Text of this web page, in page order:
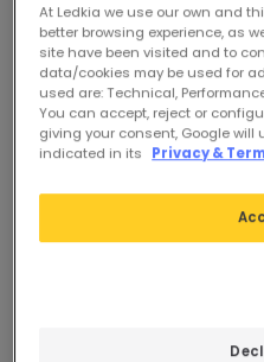
42,99 €
At Ledkia we use our own and
better browsing experience, as
site have been visited and to
data/cookies may be used for
used are: Technical,
You can accept, reject or
giving your consent, Google will
indicated in its
Privacy &